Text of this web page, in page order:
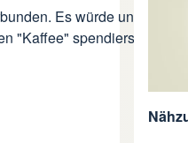
Es würde uns sehr
"Kaffee" spendierst.